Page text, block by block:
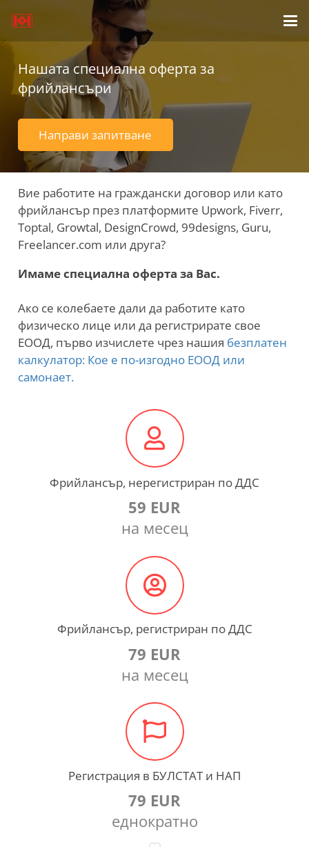
Нашата специална оферта за
фрийлансъри
Направи запитване
Вие работите на граждански договор или като
фрийлансър през платформите Upwork, Fiverr,
Toptal, Growtal, DesignCrowd, 99designs, Guru,
Freelancer.com или друга?
Имаме специална оферта за Вас.
Ако се колебаете дали да работите като
физическо лице или да регистрирате свое
ЕООД, първо изчислете чрез нашия безплатен
калкулатор: Кое е по-изгодно ЕООД или
самонает.
Фрийлансър, нерегистриран по ДДС
59 EUR
на месец
Фрийлансър, регистриран по ДДС
79 EUR
на месец
Регистрация в БУЛСТАТ и НАП
79 EUR
еднократно